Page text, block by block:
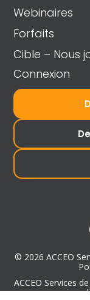
Webinaires
Forfaits
Cible – Nous
Connexion
© 2026 ACCEO
ACCEO Services
inc.,